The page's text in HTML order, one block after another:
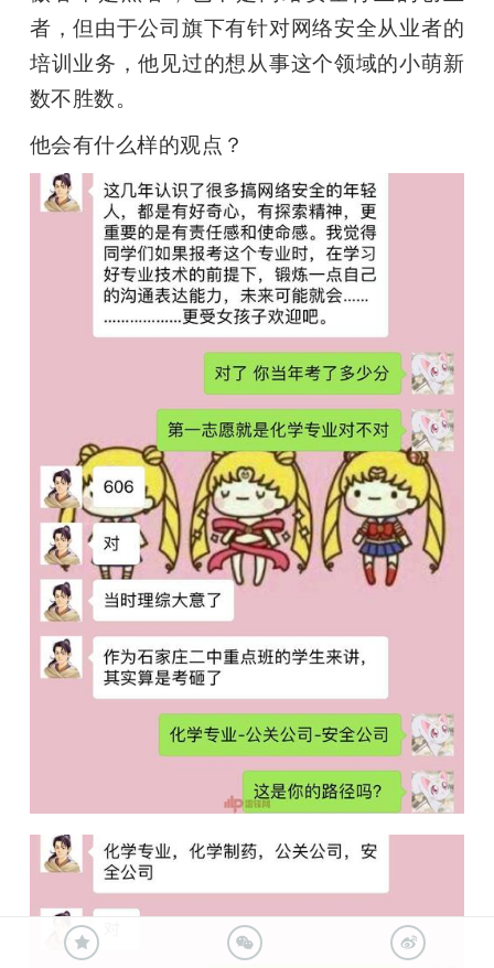
者，但由于公司旗下有针对网络安全从业者的
培训业务，他见过的想从事这个领域的小萌新
数不胜数。
他会有什么样的观点？